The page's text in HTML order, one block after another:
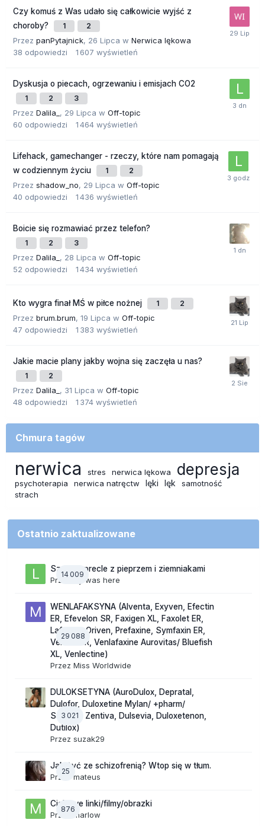
Czy komuś z Was udało się całkowicie wyjść z
choroby?
1 2
Przez panPytajnick, 26 Lipca w Nerwica lękowa
38 odpowiedzi 1 607 wyświetleń
Dyskusja o piecach, ogrzewaniu i emisjach CO2
1 2 3
Przez Dalila_ , 29 Lipca w Off-topic
60 odpowiedzi 1 464 wyświetleń
Lifehack, gamechanger - rzeczy, które nam pomagają
w codziennym życiu
1 2
Przez shadow_no, 29 Lipca w Off-topic
40 odpowiedzi 1 436 wyświetleń
Boicie się rozmawiać przez telefon?
1 2 3
Przez Dalila_ , 28 Lipca w Off-topic
52 odpowiedzi 1 434 wyświetleń
Kto wygra finał MŚ w piłce nożnej 1 2
Przez brum.brum, 19 Lipca w Off-topic
47 odpowiedzi 1 383 wyświetleń
Jakie macie plany jakby wojna się zaczęła u nas?
1 2
Przez Dalila_ , 31 Lipca w Off-topic
48 odpowiedzi 1 374 wyświetleń
Chmura tagów
nerwica stres nerwica lękowa depresja
psychoterapia nerwica natręctw lęki lęk
samotność
strach
Ostatnio zaktualizowane
14 009
Szalone precle z pieprzem i ziemniakami
Przez lily was here
29 088
WENLAFAKSYNA (Alventa, Exyven, Efectin
ER, Efevelon SR, Faxigen XL, Faxolet ER,
Lafactin, Oriven, Prefaxine, Symfaxin ER,
Velaxin ER, Venlafaxine Aurovitas/ Bluefish
XL, Venlectine)
Przez Miss Worldwide
3 021
DULOKSETYNA (AuroDulox, Depratal,
Dulofor, Duloxetine Mylan/ +pharm/
Sandoz/ Zentiva, Dulsevia, Duloxetenon,
Dutilox)
Przez suzak29
25
Jak żyć ze schizofrenią? Wtop się w tłum.
Przez mateus
876
Ciekawe linki/filmy/obrazki
Przezmarlow